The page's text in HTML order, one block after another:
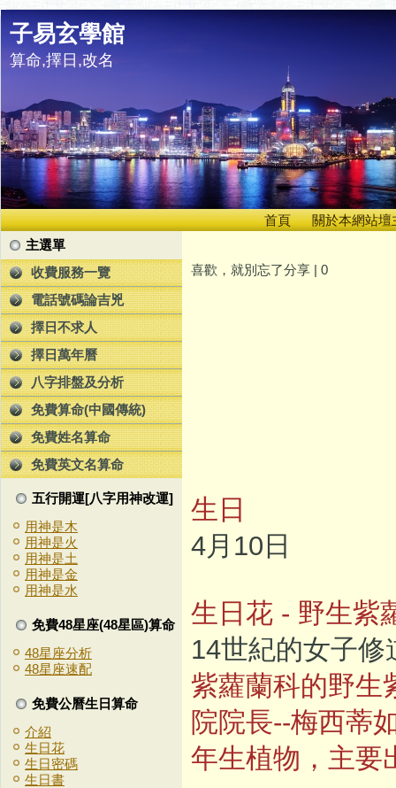
子易玄學館
算命,擇日,改名
首頁
關於本網站壇
主選單
收費服務一覽
電話號碼論吉兇
擇日不求人
擇日萬年曆
八字排盤及分析
免費算命(中國傳統)
免費姓名算命
免費英文名算命
五行開運[八字用神改運]
用神是木
用神是火
用神是土
用神是金
用神是水
免費48星座(48星區)算命
48星座分析
48星座速配
免費公曆生日算命
介紹
生日花
生日密碼
生日書
喜歡，就別忘了分享 | 0
生日
4月10日
生日花 - 野生紫
14世紀的女子
紫蘿蘭科的野生
院院長--梅西蒂
年生植物，主要